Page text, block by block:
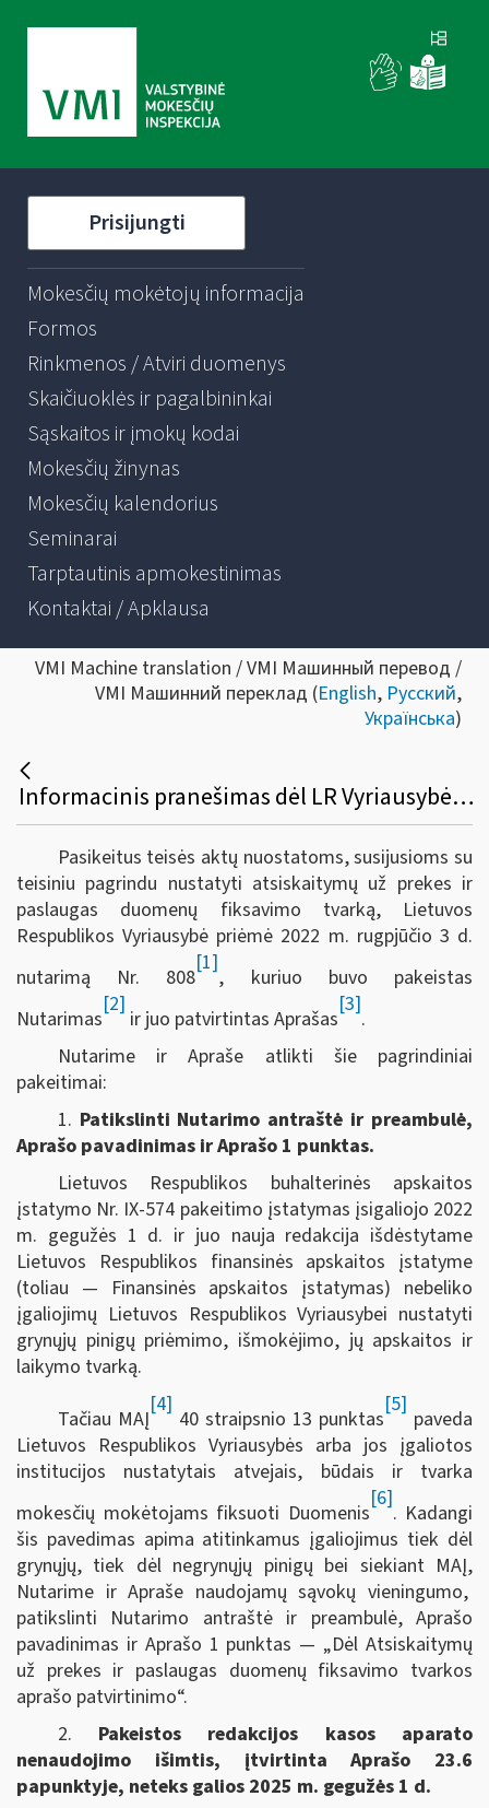
Prisijungti
Mokesčių mokėtojų informacija
Formos
Rinkmenos / Atviri duomenys
Skaičiuoklės ir pagalbininkai
Sąskaitos ir įmokų kodai
Mokesčių žinynas
Mokesčių kalendorius
Seminarai
Tarptautinis apmokestinimas
Kontaktai / Apklausa
VMI Machine translation / VMI Машинный перевод /
VMI Машинний переклад (English, Русский,
Українська)
Informacinis pranešimas dėl LR Vyriausybės 2002 m. rugpjūčio 13 d. nutarimo Nr. 1283 „Dėl kasos aparatų diegimo ir naudojimo tvarkos aprašo patvirtinimo“ pakeitimo
Pasikeitus teisės aktų nuostatoms, susijusioms su
teisiniu pagrindu nustatyti atsiskaitymų už prekes ir
paslaugas duomenų fiksavimo tvarką, Lietuvos
Respublikos Vyriausybė priėmė 2022 m. rugpjūčio 3 d.
nutarimą Nr. 808
[1]
, kuriuo buvo pakeistas
Nutarimas
[2]
ir juo patvirtintas Aprašas
[3]
.
Nutarime ir Apraše atlikti šie pagrindiniai
pakeitimai:
1. Patikslinti Nutarimo antraštė ir preambulė,
Aprašo pavadinimas ir Aprašo 1 punktas.
Lietuvos Respublikos buhalterinės apskaitos
įstatymo Nr. IX-574 pakeitimo įstatymas įsigaliojo 2022
m. gegužės 1 d. ir juo nauja redakcija išdėstytame
Lietuvos Respublikos finansinės apskaitos įstatyme
(toliau — Finansinės apskaitos įstatymas) nebeliko
įgaliojimų Lietuvos Respublikos Vyriausybei nustatyti
grynųjų pinigų priėmimo, išmokėjimo, jų apskaitos ir
laikymo tvarką.
Tačiau MAĮ
[4]
40 straipsnio 13 punktas
[5]
paveda
Lietuvos Respublikos Vyriausybės arba jos įgaliotos
institucijos nustatytais atvejais, būdais ir tvarka
mokesčių mokėtojams fiksuoti Duomenis
[6]
. Kadangi
šis pavedimas apima atitinkamus įgaliojimus tiek dėl
grynųjų, tiek dėl negrynųjų pinigų bei siekiant MAĮ,
Nutarime ir Apraše naudojamų sąvokų vieningumo,
patikslinti Nutarimo antraštė ir preambulė, Aprašo
pavadinimas ir Aprašo 1 punktas — „Dėl Atsiskaitymų
už prekes ir paslaugas duomenų fiksavimo tvarkos
aprašo patvirtinimo“.
2. Pakeistos redakcijos kasos aparato
nenaudojimo išimtis, įtvirtinta Aprašo 23.6
papunktyje, neteks galios 2025 m. gegužės 1 d.